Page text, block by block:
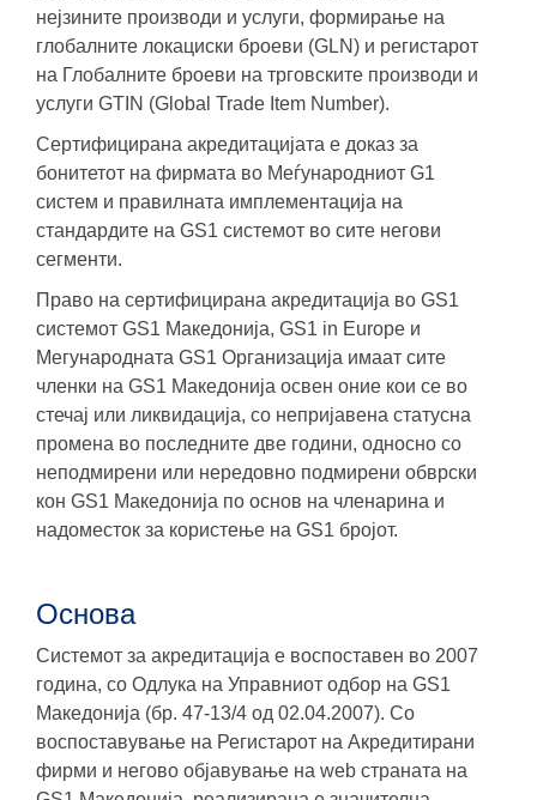
нејзините производи и услуги, формирање на
глобалните локациски броеви (GLN) и регистарот
на Глобалните броеви на трговските производи и
услуги GTIN (Global Trade Item Number).
Сертифицирана акредитацијата е доказ за
бонитетот на фирмата во Меѓународниот G1
систем и правилната имплементација на
стандардите на GS1 системот во сите негови
сегменти.
Право на сертифицирана акредитација во GS1
системот GS1 Македонија, GS1 in Europe и
Мегународната GS1 Организација имаат сите
членки на GS1 Македонија освен оние кои се во
стечај или ликвидација, со непријавена статусна
промена во последните две години, односно со
неподмирени или нередовно подмирени обврски
кон GS1 Македонија по основ на членарина и
надоместок за користење на GS1 бројот.
Основa
Системот за акредитација е воспоставен во 2007
година, со Одлука на Управниот одбор на GS1
Македонија (бр. 47-13/4 од 02.04.2007). Со
воспоставување на Регистарот на Акредитирани
фирми и негово објавување на web страната на